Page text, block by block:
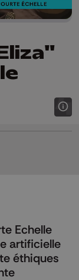
Echelle
artificielle
éthiques